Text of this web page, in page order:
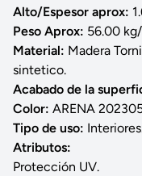
Alto/Espesor aprox:
Peso Aprox: 56.00
Material: Madera
sintetico.
Acabado de la
Color: ARENA
Tipo de uso:
Atributos:
Protección UV.